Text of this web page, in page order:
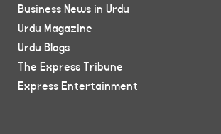
Business News in Urdu
Urdu Magazine
Urdu Blogs
The Express Tribune
Express Entertainment